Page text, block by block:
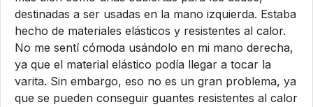
destinadas a ser usadas en la mano izquierda. Estaba
hecho de materiales elásticos y resistentes al calor.
No me sentí cómoda usándolo en mi mano derecha,
ya que el material elástico podía llegar a tocar la
varita. Sin embargo, eso no es un gran problema, ya
que se pueden conseguir guantes resistentes al calor